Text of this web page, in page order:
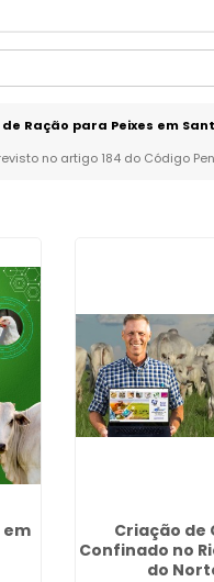
Ração para Peixes em
no artigo 184 do Código
em
Criação de
Confinado no
do